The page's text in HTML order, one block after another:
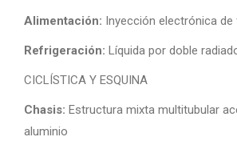
Alimentación: Inyección electrónica
Refrigeración: Líquida por doble
CICLÍSTICA Y ESQUINA
Chasis: Estructura mixta multitubular
aluminio